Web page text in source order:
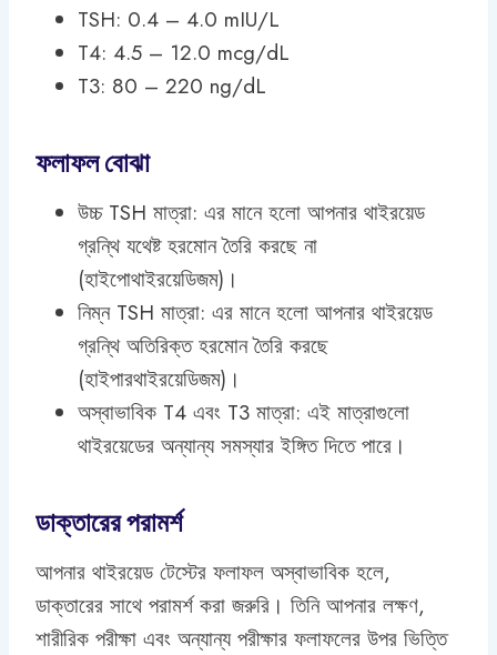
TSH: 0.4 – 4.0 mIU/L
T4: 4.5 – 12.0 mcg/dL
T3: 80 – 220 ng/dL
ফলাফল বোঝা
উচ্চ TSH মাত্রা: এর মানে হলো আপনার থাইরয়েড
গ্রন্থি যথেষ্ট হরমোন তৈরি করছে না
(হাইপোথাইরয়েডিজম)।
নিম্ন TSH মাত্রা: এর মানে হলো আপনার থাইরয়েড
গ্রন্থি অতিরিক্ত হরমোন তৈরি করছে
(হাইপারথাইরয়েডিজম)।
অস্বাভাবিক T4 এবং T3 মাত্রা: এই মাত্রাগুলো
থাইরয়েডের অন্যান্য সমস্যার ইঙ্গিত দিতে পারে।
ডাক্তারের পরামর্শ
আপনার থাইরয়েড টেস্টের ফলাফল অস্বাভাবিক হলে,
ডাক্তারের সাথে পরামর্শ করা জরুরি। তিনি আপনার লক্ষণ,
শারীরিক পরীক্ষা এবং অন্যান্য পরীক্ষার ফলাফলের উপর ভিত্তি